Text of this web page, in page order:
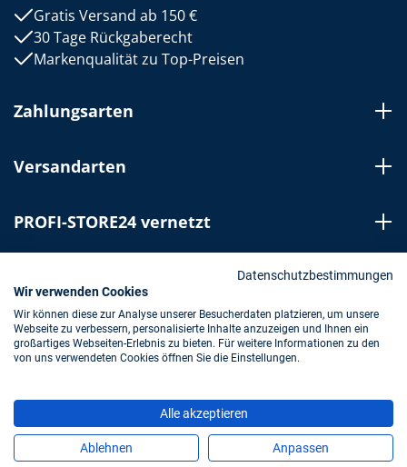
Datenschutzbestimmungen
Wir verwenden Cookies
Wir können diese zur Analyse unserer Besucherdaten platzieren, um unsere
Webseite zu verbessern, personalisierte Inhalte anzuzeigen und Ihnen ein
großartiges Webseiten-Erlebnis zu bieten. Für weitere Informationen zu den
von uns verwendeten Cookies öffnen Sie die Einstellungen.
Alle akzeptieren
Ablehnen Anpassen
Gratis Versand ab 150 €
30 Tage Rückgaberecht
Markenqualität zu Top-Preisen
Zahlungsarten
Versandarten
PROFI-STORE24 vernetzt
Bestellung widerrufen
Impressum AGB Datenschutz
* Alle Preise inkl. gesetzl. Mehrwertsteuer zzgl.
und ggf. Nachnahmegebühren, wenn nicht
anders angegeben.
Copyright © 2023 Hedemann GmbH & Co. KG/PROFI-STORE24